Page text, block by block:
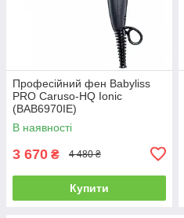
Професійний фен Babyliss
PRO Caruso-HQ Ionic
(BAB6970IE)
В наявності
3 670 ₴ 4 480 ₴
Купити